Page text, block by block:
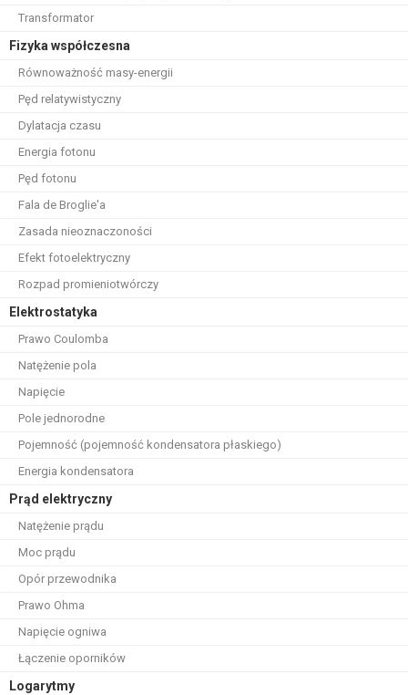
Transformator
Fizyka współczesna
Równoważność masy-energii
Pęd relatywistyczny
Dylatacja czasu
Energia fotonu
Pęd fotonu
Fala de Broglie'a
Zasada nieoznaczoności
Efekt fotoelektryczny
Rozpad promieniotwórczy
Elektrostatyka
Prawo Coulomba
Natężenie pola
Napięcie
Pole jednorodne
Pojemność (pojemność kondensatora płaskiego)
Energia kondensatora
Prąd elektryczny
Natężenie prądu
Moc prądu
Opór przewodnika
Prawo Ohma
Napięcie ogniwa
Łączenie oporników
Logarytmy